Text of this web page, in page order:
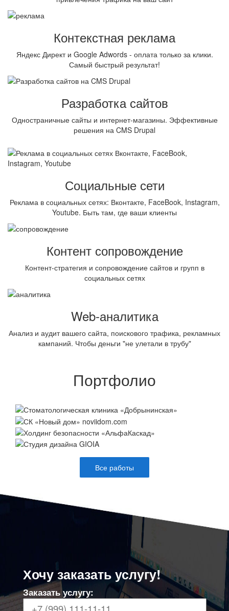
Контекстная реклама
Яндекс Директ и Google Adwords - оплата только за клики.
Самый быстрый результат!
Разработка сайтов
Одностраничные сайты и интернет-магазины. Эффективные
решения на CMS Drupal
Социальные сети
Реклама в социальных сетях: Вконтакте, FaceBook, Instagram,
Youtube. Быть там, где ваши клиенты
Контент сопровождение
Контент-стратегия и сопровождение сайтов и групп в
социальных сетях
Web-аналитика
Анализ и аудит вашего сайта, поискового трафика, рекламных
кампаний. Чтобы деньги "не улетали в трубу"
Портфолио
Все работы
Хочу заказать услугу!
Заказать услугу: